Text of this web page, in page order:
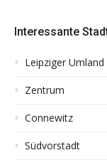
Interessante
Leipziger Umland
Zentrum
Connewitz
Südvorstadt